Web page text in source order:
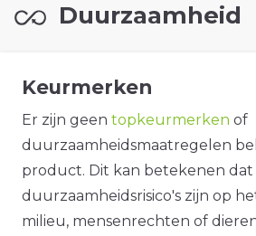
Duurzaamheid
Keurmerken
Er zijn geen topkeurmerken of
duurzaamheidsmaatregelen
product. Dit kan betekenen dat
duurzaamheidsrisico's zijn op
milieu, mensenrechten of